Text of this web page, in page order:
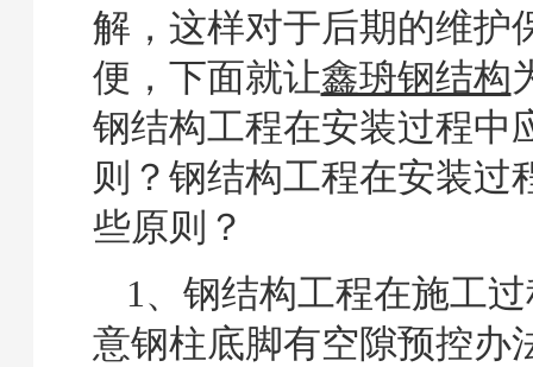
解，这样对于后期的维护
便，下面就让鑫珘钢结构
钢结构工程在安装过程中
则？钢结构工程在安装过
些原则？
1、钢结构工程在施工
意钢柱底脚有空隙预控办